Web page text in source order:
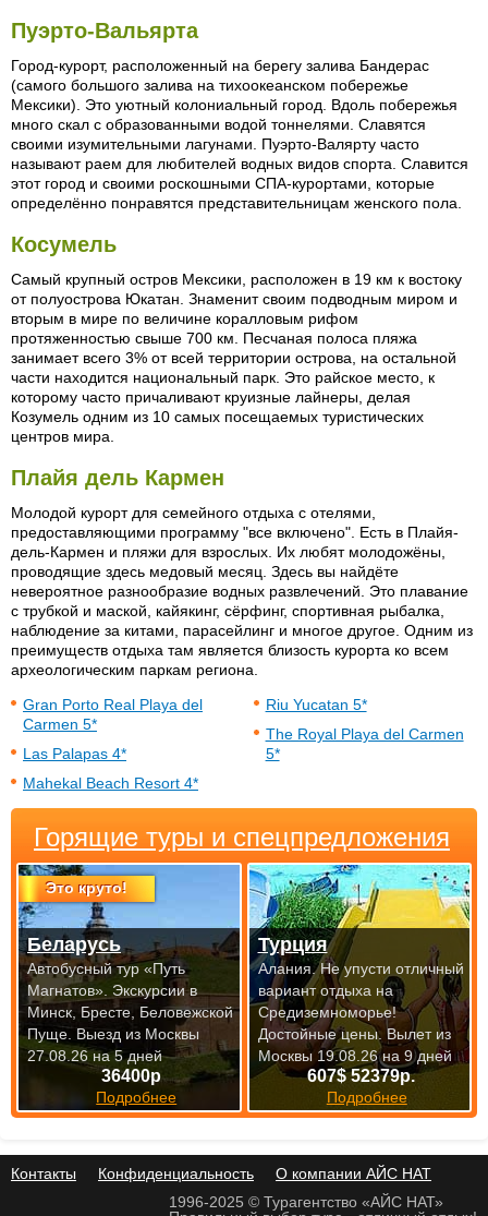
Пуэрто-Вальярта
Город-курорт, расположенный на берегу залива Бандерас
(самого большого залива на тихоокеанском побережье
Мексики). Это уютный колониальный город. Вдоль побережья
много скал с образованными водой тоннелями. Славятся
своими изумительными лагунами. Пуэрто-Валярту часто
называют раем для любителей водных видов спорта. Славится
этот город и своими роскошными СПА-курортами, которые
определённо понравятся представительницам женского пола.
Косумель
Самый крупный остров Мексики, расположен в 19 км к востоку
от полуострова Юкатан. Знаменит своим подводным миром и
вторым в мире по величине коралловым рифом
протяженностью свыше 700 км. Песчаная полоса пляжа
занимает всего 3% от всей территории острова, на остальной
части находится национальный парк. Это райское место, к
которому часто причаливают круизные лайнеры, делая
Козумель одним из 10 самых посещаемых туристических
центров мира.
Плайя дель Кармен
Молодой курорт для семейного отдыха с отелями,
предоставляющими программу "все включено". Есть в Плайя-
дель-Кармен и пляжи для взрослых. Их любят молодожёны,
проводящие здесь медовый месяц. Здесь вы найдёте
невероятное разнообразие водных развлечений. Это плавание
с трубкой и маской, кайякинг, сёрфинг, спортивная рыбалка,
наблюдение за китами, парасейлинг и многое другое. Одним из
преимуществ отдыха там является близость курорта ко всем
археологическим паркам региона.
Gran Porto Real Playa del
Carmen 5*
Las Palapas 4*
Mahekal Beach Resort 4*
Riu Yucatan 5*
The Royal Playa del Carmen
5*
Горящие туры и спецпредложения
Это круто!
36400р
Подробнее
Беларусь
Автобусный тур «Путь
Магнатов». Экскурсии в
Минск, Бресте, Беловежской
Пуще. Выезд из Москвы
27.08.26 на 5 дней
607$ 52379р.
Подробнее
Турция
Алания. Не упусти отличный
вариант отдыха на
Средиземноморье!
Достойные цены. Вылет из
Москвы 19.08.26 на 9 дней
Контакты Конфиденциальность
О компании АЙС НАТ
1996-2025 © Турагентство «АЙС НАТ»